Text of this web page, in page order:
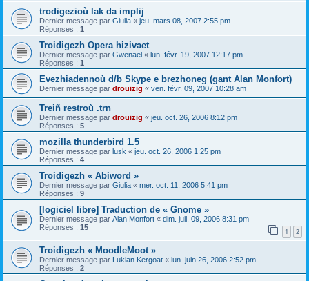
trodigezioù lak da implij
Dernier message par Giulia « jeu. mars 08, 2007 2:55 pm
Réponses : 1
Troidigezh Opera hizivaet
Dernier message par Gwenael « lun. févr. 19, 2007 12:17 pm
Réponses : 1
Evezhiadennoù d/b Skype e brezhoneg (gant Alan Monfort)
Dernier message par drouizig « ven. févr. 09, 2007 10:28 am
Treiñ restroù .trn
Dernier message par drouizig « jeu. oct. 26, 2006 8:12 pm
Réponses : 5
mozilla thunderbird 1.5
Dernier message par lusk « jeu. oct. 26, 2006 1:25 pm
Réponses : 4
Troidigezh « Abiword »
Dernier message par Giulia « mer. oct. 11, 2006 5:41 pm
Réponses : 9
[logiciel libre] Traduction de « Gnome »
Dernier message par Alan Monfort « dim. juil. 09, 2006 8:31 pm
Réponses : 15 1 2
Troidigezh « MoodleMoot »
Dernier message par Lukian Kergoat « lun. juin 26, 2006 2:52 pm
Réponses : 2